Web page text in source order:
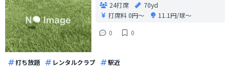
24打席
70yd
打席料0円〜
11.1円/球〜
0
0
打ち放題 レンタルクラブ 駅近